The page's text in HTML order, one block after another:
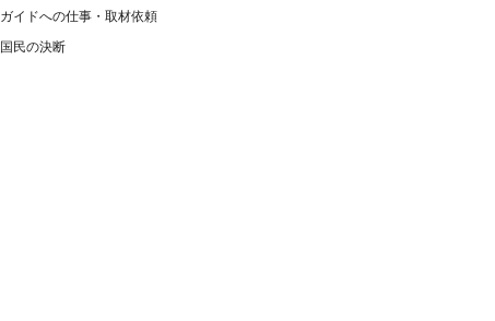
ガイドへの仕事・取材依頼
国民の決断